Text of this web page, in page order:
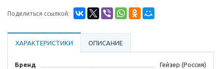
Поделиться ссылкой:
ХАРАКТЕРИСТИКИ ОПИСАНИЕ
Бренд Гейзер (Россия)